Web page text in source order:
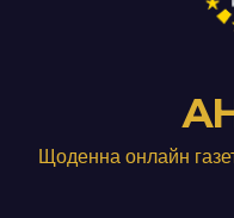
Щоденна онлайн